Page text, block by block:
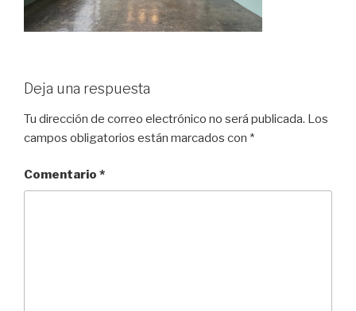
Deja una respuesta
Tu dirección de correo electrónico no será publicada. Los
campos obligatorios están marcados con *
Comentario *